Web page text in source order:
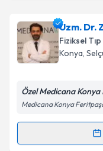
Uzm. Dr.
takvimi talebi
almanız için bir
bilgilendireceğiz.
Kişisel
Uzm. Dr.
Fiziksel
Konya,
Özel Medicana Konya
Medicana Konya
Randevu